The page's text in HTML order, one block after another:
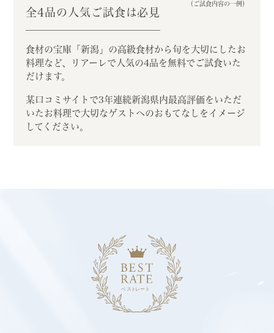
（ご試食内容の一例）
全4品の人気ご試食は必見
食材の宝庫「新潟」の高級食材から 旬を大切にしたお
料理など、リアーレで 人気の4品を無料でご試食いた
だけます。
某口コミサイトで3年連続新潟県内最高評価をいただ
いたお料理で大切なゲストへのおもてなしをイメージ
してください。